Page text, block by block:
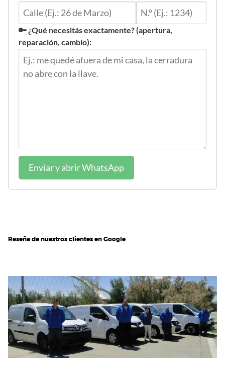
🔑 ¿Qué necesitás exactamente? (apertura,
reparación, cambio):
Enviar y abrir WhatsApp
Reseña de nuestros clientes en Google